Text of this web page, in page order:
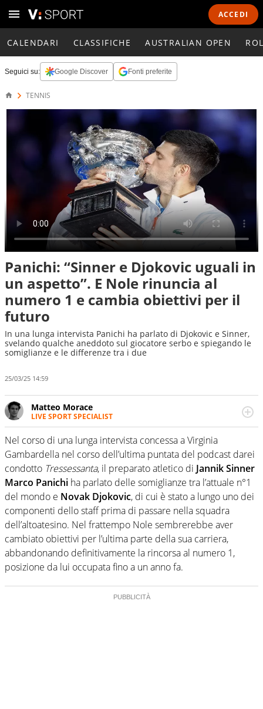
ACCEDI
CALENDARI CLASSIFICHE AUSTRALIAN OPEN
Seguici su: Google Discover Fonti preferite
TENNIS
Panichi: “Sinner e Djokovic uguali in
un aspetto”. E Nole rinuncia al
numero 1 e cambia obiettivi per il
futuro
In una lunga intervista Panichi ha parlato di Djokovic e Sinner,
svelando qualche aneddoto sul giocatore serbo e spiegando le
somiglianze e le differenze tra i due
25/03/25 14:59
Matteo Morace
LIVE SPORT SPECIALIST
La multimedialità quale approccio personale e
professionale. Ama raccontare lo sport focalizzando ogni
attenzione sul tempo reale: la verità della dirette non
sono opinioni ma fatti
Nel corso di una lunga intervista concessa a Virginia
Gambardella nel corso dell’ultima puntata del podcast darei
condotto Tressessanta, il preparato atletico di Jannik Sinner
Marco Panichi ha parlato delle somiglianze tra l’attuale n°1
del mondo e Novak Djokovic, di cui è stato a lungo uno dei
componenti dello staff prima di passare nella squadra
dell’altoatesino. Nel frattempo Nole sembrerebbe aver
cambiato obiettivi per l’ultima parte della sua carriera,
abbandonando definitivamente la rincorsa al numero 1,
posizione da lui occupata fino a un anno fa.